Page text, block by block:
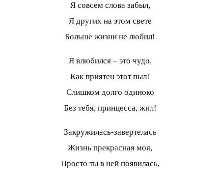
Я совсем слова забыл,
Я других на этом свете
Больше жизни не любил!
Я влюбился – это чудо,
Как приятен этот пыл!
Слишком долго одиноко
Без тебя, принцесса, жил!
Закружилась-завертелась
Жизнь прекрасная моя,
Просто ты в ней появилась,